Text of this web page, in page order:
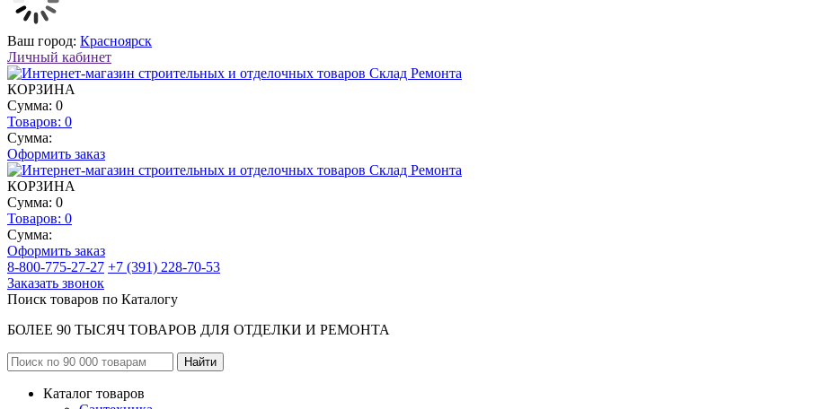
Ваш город: Красноярск
Личный кабинет
КОРЗИНА
Сумма: 0
Товаров: 0
Сумма:
Оформить заказ
КОРЗИНА
Сумма: 0
Товаров: 0
Сумма:
Оформить заказ
8-800-775-27-27 +7 (391) 228-70-53
Заказать звонок
Поиск товаров по Каталогу
БОЛЕЕ 90 ТЫСЯЧ ТОВАРОВ ДЛЯ ОТДЕЛКИ И РЕМОНТА
Каталог товаров